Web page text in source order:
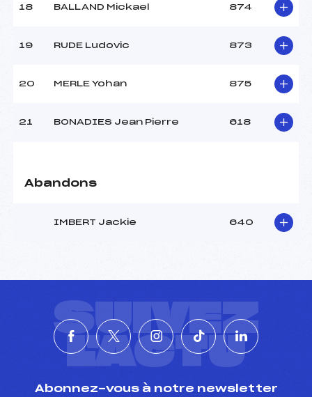
18 BALLAND Mickael 874
19 RUDE Ludovic 873
20 MERLE Yohan 875
21 BONADIES Jean Pierre 618
Abandons
IMBERT Jackie 640
SUIVEZ
L'ACTU
Abonnez-vous à notre newsletter